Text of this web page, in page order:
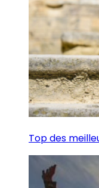
Top des